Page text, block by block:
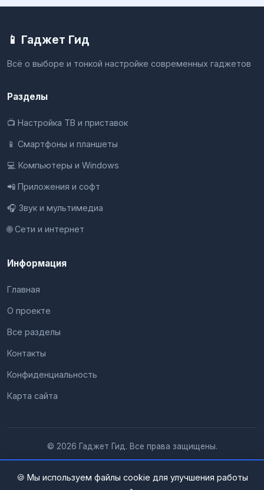
📱 Гаджет Гид
Всё о выборе и тонкой настройке современных гаджетов
Разделы
📺 Настройка ТВ и приставок
📱 Смартфоны и планшеты
💻 Компьютеры и Windows
📲 Приложения и софт
🎧 Звук и мультимедиа
🌐 Сети и интернет
Информация
Главная
О проекте
Все разделы
Контакты
Конфиденциальность
Карта сайта
© 2026 Гаджет Гид. Все права защищены.
🍪 Мы используем файлы cookie для улучшения работы